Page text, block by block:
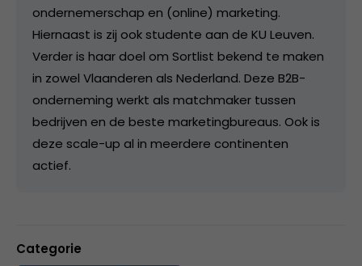
ondernemerschap en (online) marketing.
Hiernaast is zij ook studente aan de KU Leuven.
Verder is haar doel om Sortlist bekend te maken
in zowel Vlaanderen als Nederland. Deze B2B-
onderneming werkt als matchmaker tussen
bedrijven en de beste marketingbureaus. Ook is
deze scale-up al in meerdere continenten
actief.
Categorie